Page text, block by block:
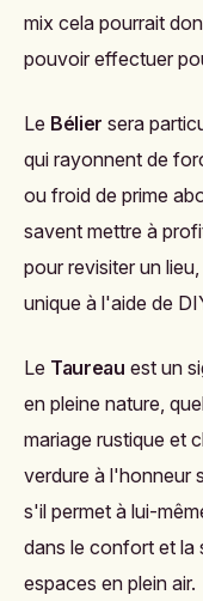
mix cela pourrait
pouvoir effectuer
Le Bélier sera
qui rayonnent de
ou froid de prime
savent mettre à
pour revisiter un
unique à l'aide de
Le Taureau est un
en pleine nature,
mariage rustique et
verdure à l'honneur
s'il permet à lui-
dans le confort et la
espaces en plein air.